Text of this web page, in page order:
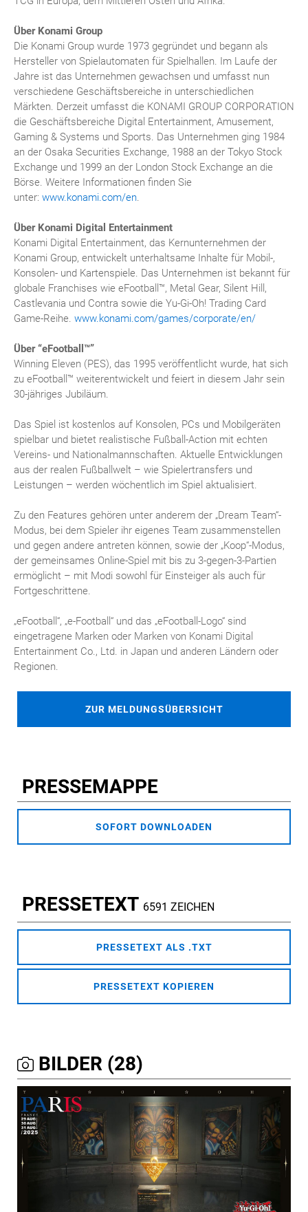
Über Konami Group
Die Konami Group wurde 1973 gegründet und begann als
Hersteller von Spielautomaten für Spielhallen. Im Laufe der
Jahre ist das Unternehmen gewachsen und umfasst nun
verschiedene Geschäftsbereiche in unterschiedlichen
Märkten. Derzeit umfasst die KONAMI GROUP CORPORATION
die Geschäftsbereiche Digital Entertainment, Amusement,
Gaming & Systems und Sports. Das Unternehmen ging 1984
an der Osaka Securities Exchange, 1988 an der Tokyo Stock
Exchange und 1999 an der London Stock Exchange an die
Börse. Weitere Informationen finden Sie
unter: www.konami.com/en.
Über Konami Digital Entertainment
Konami Digital Entertainment, das Kernunternehmen der
Konami Group, entwickelt unterhaltsame Inhalte für Mobil-,
Konsolen- und Kartenspiele. Das Unternehmen ist bekannt für
globale Franchises wie eFootball™, Metal Gear, Silent Hill,
Castlevania und Contra sowie die Yu-Gi-Oh! Trading Card
Game-Reihe. www.konami.com/games/corporate/en/
Über “eFootball™”
Winning Eleven (PES), das 1995 veröffentlicht wurde, hat sich
zu eFootball™ weiterentwickelt und feiert in diesem Jahr sein
30-jähriges Jubiläum.
Das Spiel ist kostenlos auf Konsolen, PCs und Mobilgeräten
spielbar und bietet realistische Fußball-Action mit echten
Vereins- und Nationalmannschaften. Aktuelle Entwicklungen
aus der realen Fußballwelt – wie Spielertransfers und
Leistungen – werden wöchentlich im Spiel aktualisiert.
Zu den Features gehören unter anderem der „Dream Team“-
Modus, bei dem Spieler ihr eigenes Team zusammenstellen
und gegen andere antreten können, sowie der „Koop“-Modus,
der gemeinsames Online-Spiel mit bis zu 3-gegen-3-Partien
ermöglicht – mit Modi sowohl für Einsteiger als auch für
Fortgeschrittene.
„eFootball“, „e-Football“ und das „eFootball-Logo“ sind
eingetragene Marken oder Marken von Konami Digital
Entertainment Co., Ltd. in Japan und anderen Ländern oder
Regionen.
ZUR MELDUNGSÜBERSICHT
PRESSEMAPPE
SOFORT DOWNLOADEN
PRESSETEXT 6591 ZEICHEN
PRESSETEXT ALS .TXT
PRESSETEXT KOPIEREN
BILDER (28)